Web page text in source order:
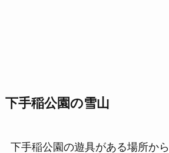
下手稲公園の雪山
下手稲公園の遊具がある場所か